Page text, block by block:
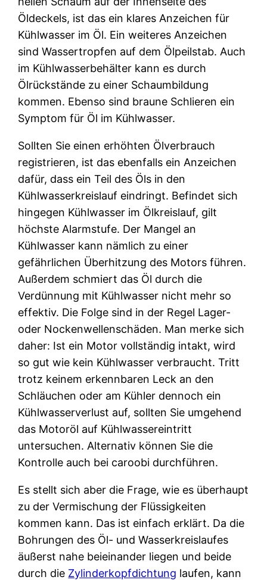
Öldeckels, ist das ein klares Anzeichen für
Kühlwasser im Öl. Ein weiteres Anzeichen
sind Wassertropfen auf dem Ölpeilstab. Auch
im Kühlwasserbehälter kann es durch
Ölrückstände zu einer Schaumbildung
kommen. Ebenso sind braune Schlieren ein
Symptom für Öl im Kühlwasser.
Sollten Sie einen erhöhten Ölverbrauch
registrieren, ist das ebenfalls ein Anzeichen
dafür, dass ein Teil des Öls in den
Kühlwasserkreislauf eindringt. Befindet sich
hingegen Kühlwasser im Ölkreislauf, gilt
höchste Alarmstufe. Der Mangel an
Kühlwasser kann nämlich zu einer
gefährlichen Überhitzung des Motors führen.
Außerdem schmiert das Öl durch die
Verdünnung mit Kühlwasser nicht mehr so
effektiv. Die Folge sind in der Regel Lager-
oder Nockenwellenschäden. Man merke sich
daher: Ist ein Motor vollständig intakt, wird
so gut wie kein Kühlwasser verbraucht. Tritt
trotz keinem erkennbaren Leck an den
Schläuchen oder am Kühler dennoch ein
Kühlwasserverlust auf, sollten Sie umgehend
das Motoröl auf Kühlwassereintritt
untersuchen. Alternativ können Sie die
Kontrolle auch bei caroobi durchführen.
Es stellt sich aber die Frage, wie es überhaupt
zu der Vermischung der Flüssigkeiten
kommen kann. Das ist einfach erklärt. Da die
Bohrungen des Öl- und Wasserkreislaufes
äußerst nahe beieinander liegen und beide
durch die Zylinderkopfdichtung laufen, kann